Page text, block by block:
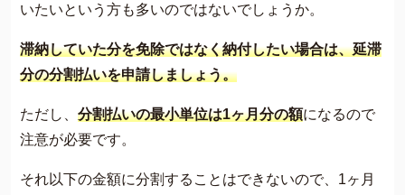
いたいという方も多いのではないでしょうか。
滞納していた分を免除ではなく納付したい場合は、延滞
分の分割払いを申請しましょう。
ただし、 分割払いの最小単位は1ヶ月分の額になるので
注意が必要です。
それ以下の金額に分割することはできないので、1ヶ月